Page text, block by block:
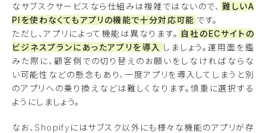
なサブスクサービスなら仕組みは複雑ではないので、 難しいA
PIを使わなくてもアプリの機能で十分対応可能 です。
ただし、アプリによって機能は異なります。 自社のECサイトの
ビジネスプランにあったアプリを導入 しましょう。運用面を鑑
みた際に、顧客側での切り替えのお願いをしなければならな
い可能性などの懸念もあり、一度アプリを導入してしまうと別
のアプリへの乗り換えなどは難しくなります。慎重に選択する
ようにしましょう。
なお、Shopifyにはサブスク以外にも様々な機能のアプリが存